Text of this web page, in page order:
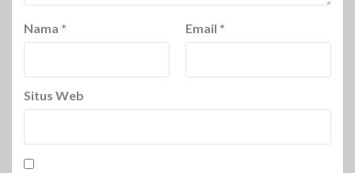
Nama * Email *
Situs Web